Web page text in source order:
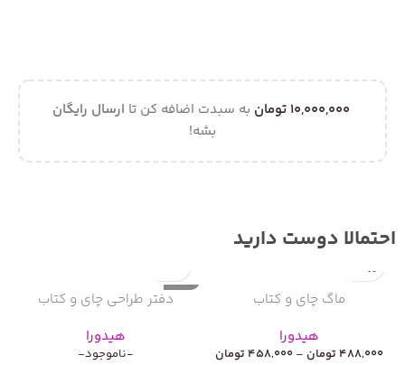
10,000,000 تومان به سبدت اضافه کن تا ارسال رایگان
بشه!
احتمالا دوست دارید
ماگ چای و کتاب
هیدورا
488,000 تومان –
458,000 تومان
ناموجوددفتر طراحی چای و کتاب
هیدورا
-ناموجود-